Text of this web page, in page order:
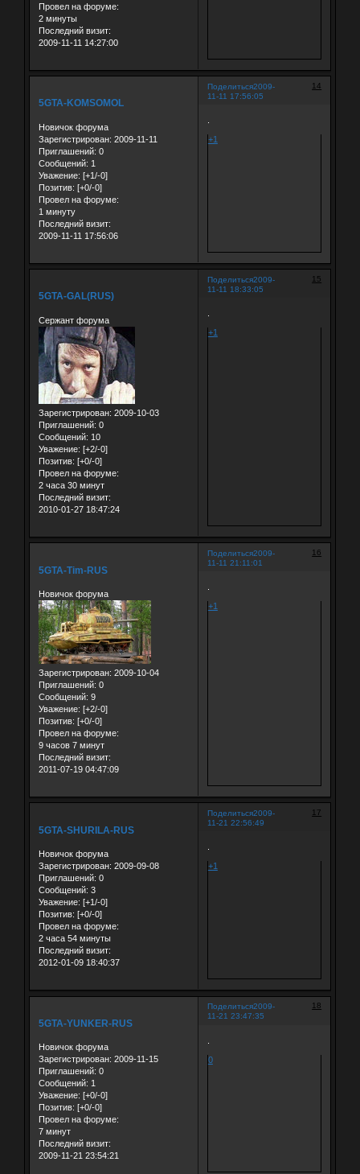
Провел на форуме:
2 минуты
Последний визит:
2009-11-11 14:27:00
Поделиться 14
2009-
11-11 17:56:05
5GTA-KOMSOMOL
Новичок форума
Зарегистрирован: 2009-11-11
Приглашений: 0
Сообщений: 1
Уважение: [+1/-0]
Позитив: [+0/-0]
Провел на форуме:
1 минуту
Последний визит:
2009-11-11 17:56:06
+1
Поделиться 15
2009-
11-11 18:33:05
5GTA-GAL(RUS)
Сержант форума
Зарегистрирован: 2009-10-03
Приглашений: 0
Сообщений: 10
Уважение: [+2/-0]
Позитив: [+0/-0]
Провел на форуме:
2 часа 30 минут
Последний визит:
2010-01-27 18:47:24
+1
Поделиться 16
2009-
11-11 21:11:01
5GTA-Tim-RUS
Новичок форума
Зарегистрирован: 2009-10-04
Приглашений: 0
Сообщений: 9
Уважение: [+2/-0]
Позитив: [+0/-0]
Провел на форуме:
9 часов 7 минут
Последний визит:
2011-07-19 04:47:09
+1
Поделиться 17
2009-
11-21 22:56:49
5GTA-SHURILA-RUS
Новичок форума
Зарегистрирован: 2009-09-08
Приглашений: 0
Сообщений: 3
Уважение: [+1/-0]
Позитив: [+0/-0]
Провел на форуме:
2 часа 54 минуты
Последний визит:
2012-01-09 18:40:37
.
+1
Поделиться 18
2009-
11-21 23:47:35
5GTA-YUNKER-RUS
Новичок форума
Зарегистрирован: 2009-11-15
Приглашений: 0
Сообщений: 1
Уважение: [+0/-0]
Позитив: [+0/-0]
Провел на форуме:
7 минут
Последний визит:
2009-11-21 23:54:21
0